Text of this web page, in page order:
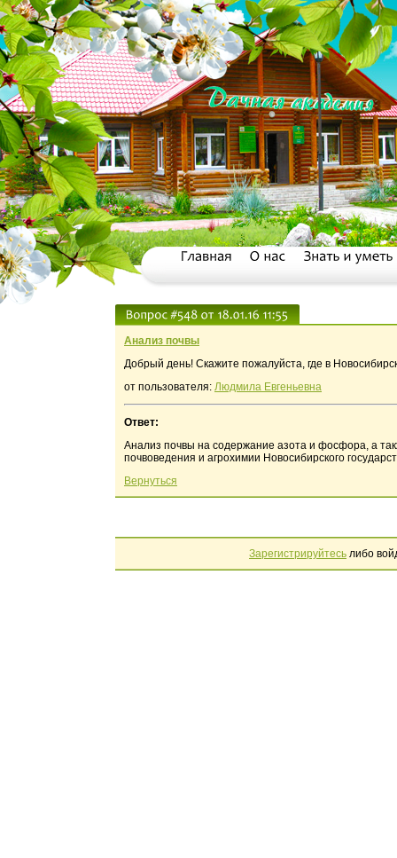
Анализ почвы
Добрый день! Скажите пожалуйста, где в
от пользователя: Людмила Евгеньевна
Ответ:
Анализ почвы на содержание азота и фосфора, а
почвоведения и агрохимии Новосибирского
Вернуться
Зарегистрируйтесь либо